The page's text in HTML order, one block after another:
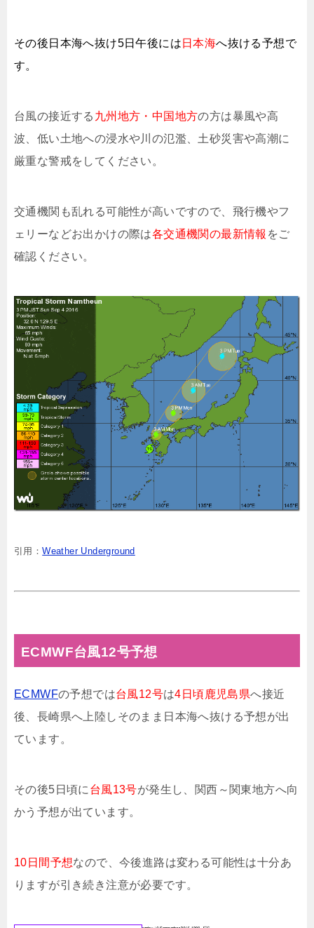
その後日本海へ抜け5日午後には 日本海へ抜ける予想で
す。
台風の接近する 九州地方・中国地方の方は暴風や高
波、低い土地への浸水や川の氾濫、土砂災害や高潮に
厳重な警戒をしてください。
交通機関も乱れる可能性が高いですので、飛行機やフ
ェリーなどお出かけの際は各交通機関の最新情報 をご
確認ください。
引用：Weather Underground
ECMWF台風12号予想
ECMWFの予想では台風12号は4 日頃鹿児島県へ接近
後、長崎県へ上陸しそのまま日本海へ抜ける予想が出
ています。
その後5日頃に 台風13号が発生し、関西～関東地方へ向
かう予想が出ています。
10日間予想なので、今後進路は変わる可能性は十分あ
りますが引き続き注意が必要です。